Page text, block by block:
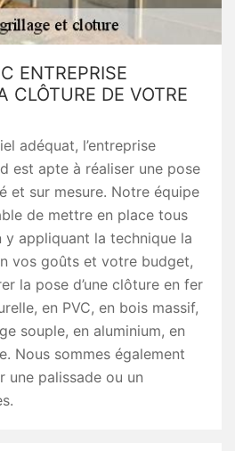
ENTREPRISE
CLÔTURE DE VOTRE
adéquat, l’entreprise
est apte à réaliser une pose
et sur mesure. Notre équipe
de mettre en place tous
appliquant la technique la
vos goûts et votre budget,
la pose d’une clôture en fer
en PVC, en bois massif,
souple, en aluminium, en
Nous sommes également
une palissade ou un